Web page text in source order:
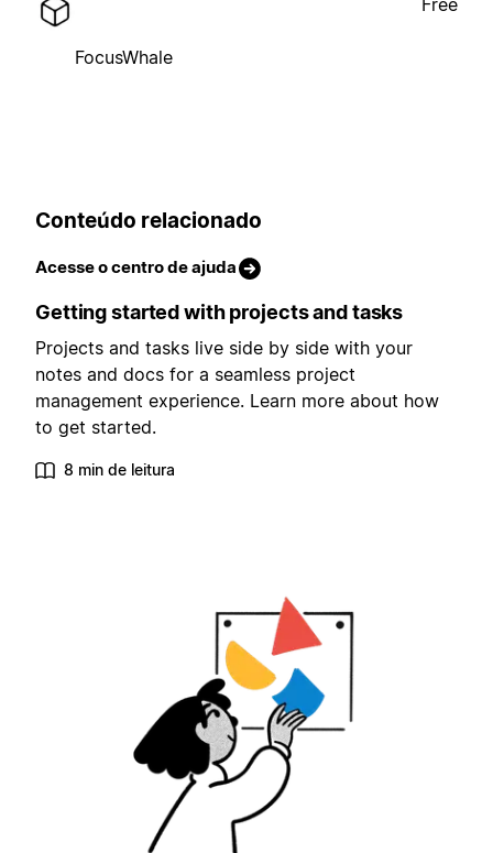
FocusWhale
Conteúdo relacionado
Acesse o centro de ajuda
Getting started with projects and tasks
Projects and tasks live side by side with your
notes and docs for a seamless project
management experience. Learn more about how
to get started.
8 min de leitura